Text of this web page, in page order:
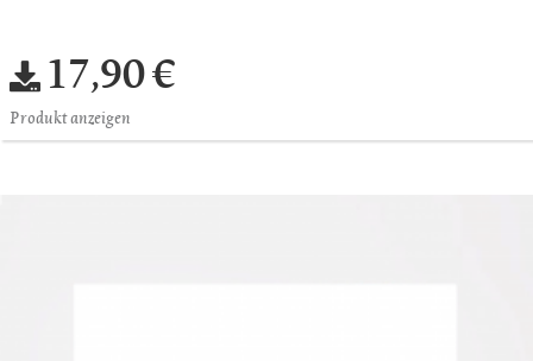
17,90 €
Produkt anzeigen